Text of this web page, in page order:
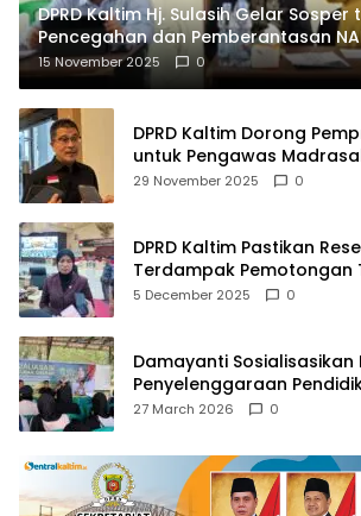
DPRD Kaltim Hj. Sulasih Gelar
Pencegahan dan Pemberantasan
15 November 2025 0
DPRD Kaltim Dorong
untuk Pengawas
Agama
29 November 2025 0
DPRD Kaltim Pastikan
Terdampak Pemotongan
Pusat
5 December 2025 0
Damayanti Sosialisasikan
Penyelenggaraan
dan Wawasan
27 March 2026 0